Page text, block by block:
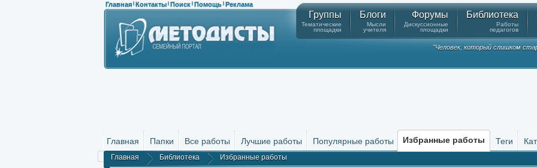
Главная | Контакты | Поиск | Помощь | Реклама
Группы
Тематические
площадки
Блоги
Мысли
учителя
Форумы
Дискуссионные
площадки
Библиотека
Работы
педагогов
"Человек, который слишком
Главная Папки Все работы Лучшие работы Популярные работы Избранные работы Теги
Главная Библиотека Избранные работы